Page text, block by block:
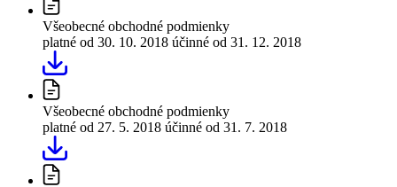
Všeobecné obchodné podmienky
platné od 30. 10. 2018 účinné od 31. 12. 2018
Všeobecné obchodné podmienky
platné od 27. 5. 2018 účinné od 31. 7. 2018